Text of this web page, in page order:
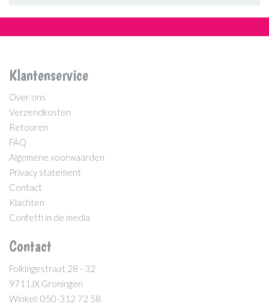
Klantenservice
Over ons
Verzendkosten
Retouren
FAQ
Algemene voorwaarden
Privacy statement
Contact
Klachten
Confetti in de media
Contact
Folkingestraat 28 - 32
9711JX Groningen
Winkel: 050-312 72 58